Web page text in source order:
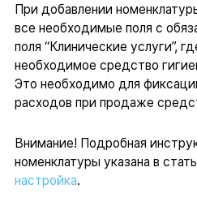
При добавлении
все необходимые поля с
поля “Клинические услуги”,
необходимое средство
Это необходимо для
расходов при продаже
Внимание! Подробная
номенклатуры указана в
настройка.